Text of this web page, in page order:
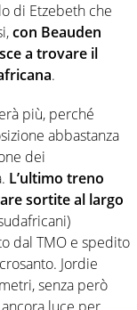
di Etzebeth che
con Beauden
a trovare il
.
più, perché
abbastanza
dei
L’ultimo treno
sortite al largo
dal TMO e spedito
Jordie
senza però